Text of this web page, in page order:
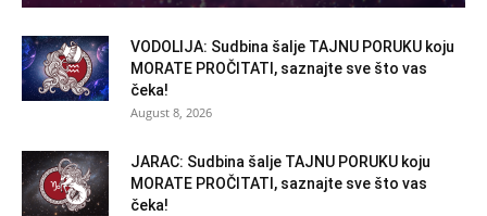
VODOLIJA: Sudbina šalje TAJNU PORUKU koju
MORATE PROČITATI, saznajte sve što vas
čeka!
August 8, 2026
JARAC: Sudbina šalje TAJNU PORUKU koju
MORATE PROČITATI, saznajte sve što vas
čeka!